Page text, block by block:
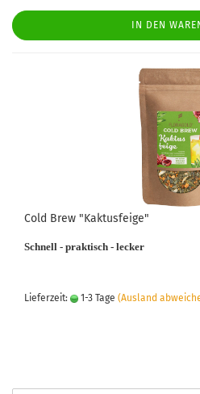
IN DEN
Cold Brew "Kaktusfeige"
Schnell - praktisch - lecker
Lieferzeit: 1-3 Tage (Ausland